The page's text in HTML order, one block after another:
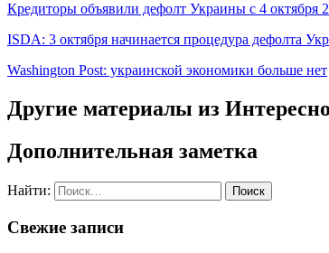
Кредиторы объявили дефолт Украины с 4 октября
ISDA: 3 октября начинается процедура дефолта
Washington Post: украинской экономики больше нет
Другие материалы из Интересно
Дополнительная заметка
Найти:
Свежие записи